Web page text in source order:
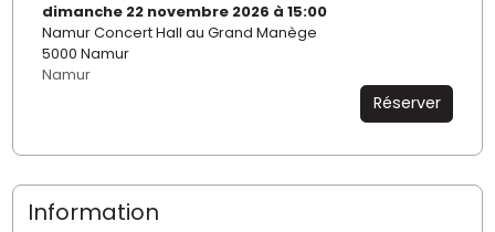
dimanche 22 novembre 2026 à 15:00
Namur Concert Hall au Grand Manège
5000 Namur
Namur
Réserver
Information